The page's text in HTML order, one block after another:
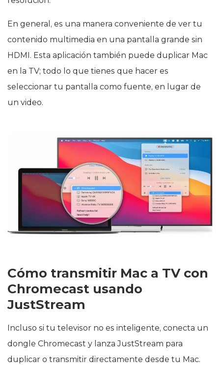
En general, es una manera conveniente de ver tu
contenido multimedia en una pantalla grande sin
HDMI. Esta aplicación también puede duplicar Mac
en la TV; todo lo que tienes que hacer es
seleccionar tu pantalla como fuente, en lugar de
un video.
Cómo transmitir Mac a TV con
Chromecast usando
JustStream
Incluso si tu televisor no es inteligente, conecta un
dongle Chromecast y lanza JustStream para
duplicar o transmitir directamente desde tu Mac.